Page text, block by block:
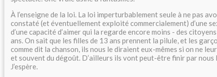
À l’enseigne de la loi. La loi imperturbablement seule à ne pas
constaté (et éventuellement exploité commercialement) d’une
d’une capacité d’aimer qui la regarde encore moins - des
ans. On sait que les filles de 13 ans prennent la pilule, et les
comme dit la chanson, ils nous le diraient eux-mêmes si on ne
et souvent du dégoût. D’ailleurs ils vont peut-être finir par nous
J’espère.